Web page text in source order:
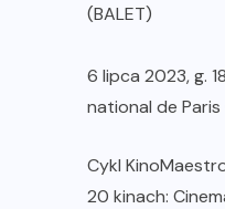
(BALET)
6 lipca 2023, g.
national de Paris
Cykl
20 kinach: